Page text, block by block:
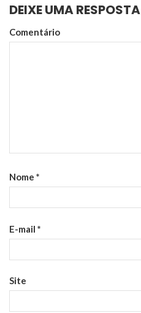
DEIXE UMA RESPOSTA
Comentário
Nome *
E-mail *
Site